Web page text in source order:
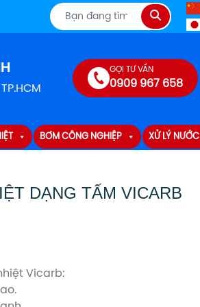
Tìm
kiếm
GỌI TƯ VẤN
0909 967 658
BƠM CÔNG NGHIỆP XỬ LÝ NƯỚC
DẠNG TẤM VICARB
Vicarb: